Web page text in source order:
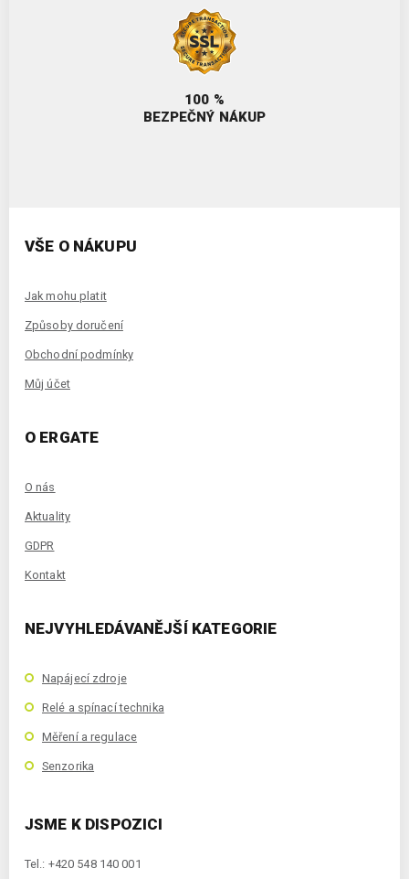
100 %
BEZPEČNÝ NÁKUP
VŠE O NÁKUPU
Jak mohu platit
Způsoby doručení
Obchodní podmínky
Můj účet
O ERGATE
O nás
Aktuality
GDPR
Kontakt
NEJVYHLEDÁVANĚJŠÍ KATEGORIE
Napájecí zdroje
Relé a spínací technika
Měření a regulace
Senzorika
JSME K DISPOZICI
Tel.: +420 548 140 001